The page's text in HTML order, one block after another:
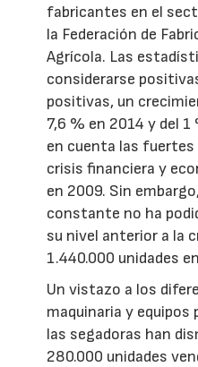
fabricantes en el
la Federación de
Agrícola. Las
considerarse
positivas, un
7,6 % en 2014 y del
en cuenta las fuertes
crisis financiera y
en 2009. Sin
constante no ha
su nivel anterior a la
1.440.000 unidades
Un vistazo a los
maquinaria y equipos
las segadoras han
280.000 unidades